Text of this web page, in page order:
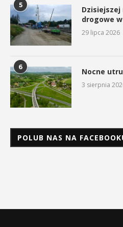
5
drogowe
29 lipca 2026
6 Nocne
3 sierpnia
POLUB NAS NA